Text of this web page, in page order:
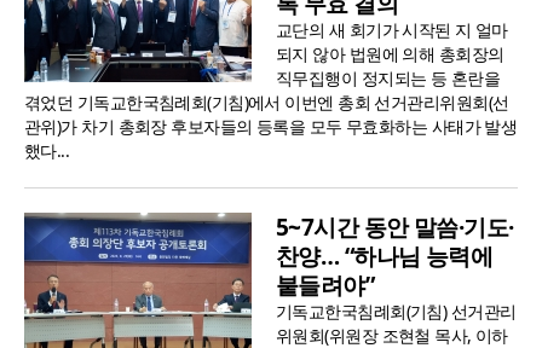
교단의 새 회기가 시작된 지 얼마
되지 않아 법원에 의해 총회장의
직무집행이 정지되는 등 혼란을
겪었던 기독교한국침례회(기침)에서 이번엔 총회 선거관리위원회(선
관위)가 차기 총회장 후보자들의 등록을 모두 무효화하는 사태가 발생
했다...
5~7시간 동안 말씀·기도·
찬양… “하나님 능력에
붙들려야”
기독교한국침례회(기침) 선거관리
위원회(위원장 조현철 목사, 이하